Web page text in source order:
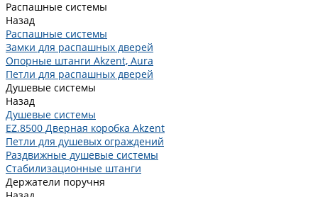
Распашные системы
Назад
Распашные системы
Замки для распашных дверей
Опорные штанги Akzent, Aura
Петли для распашных дверей
Душевые системы
Назад
Душевые системы
EZ.8500 Дверная коробка Akzent
Петли для душевых ограждений
Раздвижные душевые системы
Стабилизационные штанги
Держатели поручня